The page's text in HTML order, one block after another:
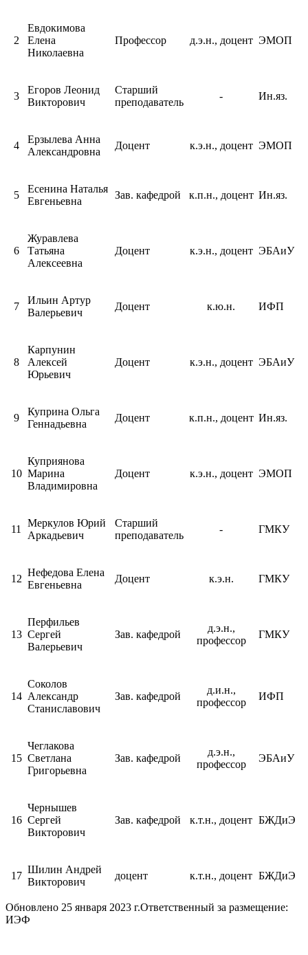
2
Евдокимова
Елена
Николаевна
Профессор д.э.н., доцент ЭМОП
3
Егоров Леонид
Викторович
Старший
преподаватель
- Ин.яз.
4
Ерзылева Анна
Александровна
Доцент к.э.н., доцент ЭМОП
5
Есенина Наталья
Евгеньевна
Зав. кафедрой к.п.н., доцент Ин.яз.
6
Журавлева
Татьяна
Алексеевна
Доцент к.э.н., доцент ЭБАиУ
7
Ильин Артур
Валерьевич
Доцент к.ю.н. ИФП
8
Карпунин
Алексей
Юрьевич
Доцент к.э.н., доцент ЭБАиУ
9
Куприна Ольга
Геннадьевна
Доцент к.п.н., доцент Ин.яз.
10
Куприянова
Марина
Владимировна
Доцент к.э.н., доцент ЭМОП
11
Меркулов Юрий
Аркадьевич
Старший
преподаватель
- ГМКУ
12
Нефедова Елена
Евгеньевна
Доцент к.э.н. ГМКУ
13
Перфильев
Сергей
Валерьевич
Зав. кафедрой
д.э.н.,
профессор
ГМКУ
14
Соколов
Александр
Станиславович
Зав. кафедрой
д.и.н.,
профессор
ИФП
15
Чеглакова
Светлана
Григорьевна
Зав. кафедрой
д.э.н.,
профессор
ЭБАиУ
16
Чернышев
Сергей
Викторович
Зав. кафедрой к.т.н., доцент БЖДиЭ
17
Шилин Андрей
Викторович
доцент к.т.н., доцент БЖДиЭ
Обновлено 25 января 2023 г.Ответственный за размещение:
ИЭФ